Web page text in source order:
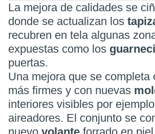
La mejora de calidades se
donde se actualizan los
recubren en tela algunas
expuestas como los
puertas.
Una mejora que se completa
más firmes y con nuevas
interiores visibles por
aireadores. El conjunto se